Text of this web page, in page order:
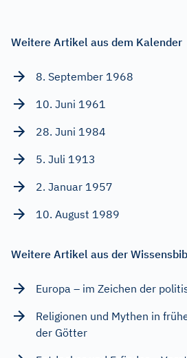
Weitere Artikel aus dem Kalender
8. September 1968
10. Juni 1961
28. Juni 1984
5. Juli 1913
2. Januar 1957
10. August 1989
Weitere Artikel aus der
Europa – im Zeichen der
Religionen und Mythen in
der Götter